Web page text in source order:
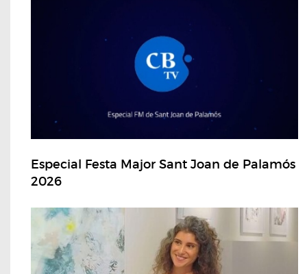
Especial Festa Major Sant Joan de Palamós
2026